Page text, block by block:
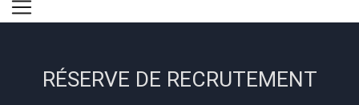
RÉSERVE DE RECRUTEMENT